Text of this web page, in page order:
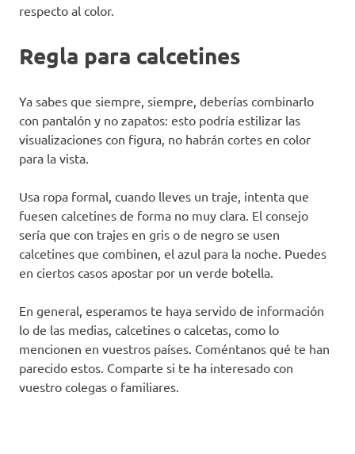
respecto al color.
Regla para calcetines
Ya sabes que siempre, siempre, deberías combinarlo
con pantalón y no zapatos: esto podría estilizar las
visualizaciones con figura, no habrán cortes en color
para la vista.
Usa ropa formal, cuando lleves un traje, intenta que
fuesen calcetines de forma no muy clara. El consejo
sería que con trajes en gris o de negro se usen
calcetines que combinen, el azul para la noche. Puedes
en ciertos casos apostar por un verde botella.
En general, esperamos te haya servido de información
lo de las medias, calcetines o calcetas, como lo
mencionen en vuestros países. Coméntanos qué te han
parecido estos. Comparte si te ha interesado con
vuestro colegas o familiares.